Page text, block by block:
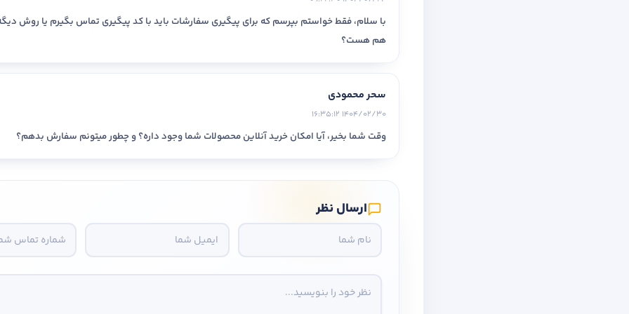
با سلام، فقط خواستم بپرسم که برای پیگیری سفارشات باید با کد پیگیری تماس بگیرم یا روش
هم هست؟
سحر محمودی
1404/02/30 16:35:12
وقت شما بخیر، آیا امکان خرید آنلاین محصولات شما وجود داره؟ و چطور میتونم سفارش بدهم؟
ارسال نظر